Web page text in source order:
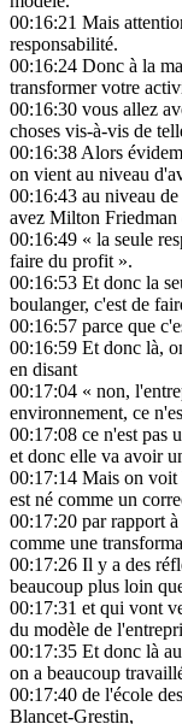
00:16:21 Mais
responsabilité.
00:16:24 Donc à la
transformer votre
00:16:30 vous allez
choses vis-à-vis de
00:16:38Alors
on vient au niveau
00:16:43 au niveau
avez Milton
00:16:49 « la seule
faire du profit ».
00:16:53 Et donc la
boulanger, c'est de
00:16:57 parce que
00:16:59 Et donc là,
en disant
00:17:04 « non,
environnement, ce
00:17:08 ce n'est pas
et donc elle va avoir
00:17:14 Mais on voit
est né comme un
00:17:20 par rapport
comme une
00:17:26 Il y a des
beaucoup plus loin
00:17:31 et qui vont
du modèle de
00:17:35 Et donc là
on a beaucoup
00:17:40 de l'école
Blancet-Grestin,